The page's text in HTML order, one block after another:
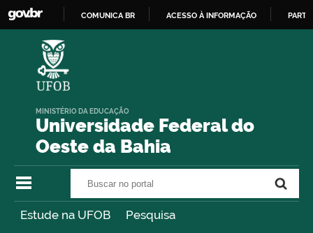
COMUNICA BR ACESSO À INFORMAÇÃO
Universidade Federal do
Oeste da Bahia
MINISTÉRIO DA EDUCAÇÃO
Estude na UFOB
Pesquisa